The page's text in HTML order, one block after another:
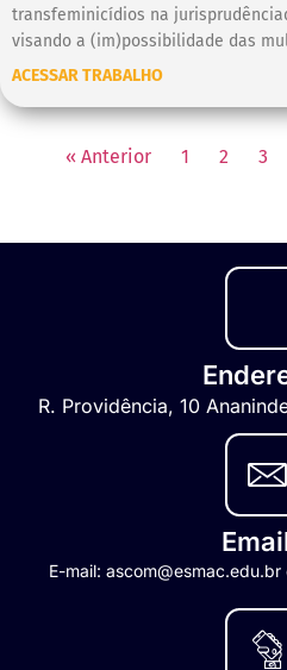
transfeminicídios na
visando a (im)possibilidade das
ACESSAR TRABALHO
« Anterior 1 2 3
R. Providência, 10
E-mail: